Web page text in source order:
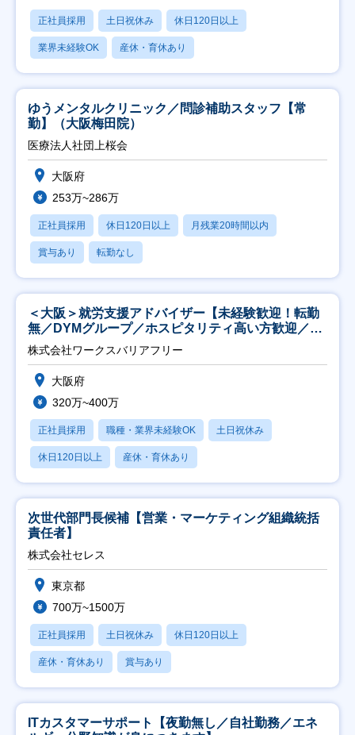
正社員採用 土日祝休み 休日120日以上
業界未経験OK 産休・育休あり
ゆうメンタルクリニック／問診補助スタッフ【常
勤】（大阪梅田院）
医療法人社団上桜会
大阪府
253万~286万
正社員採用 休日120日以上 月残業20時間以内
賞与あり 転勤なし
＜大阪＞就労支援アドバイザー【未経験歓迎！転勤
無／DYMグループ／ホスピタリティ高い方歓迎／土
日祝】
株式会社ワークスバリアフリー
大阪府
320万~400万
正社員採用 職種・業界未経験OK 土日祝休み
休日120日以上 産休・育休あり
次世代部門長候補【営業・マーケティング組織統括
責任者】
株式会社セレス
東京都
700万~1500万
正社員採用 土日祝休み 休日120日以上
産休・育休あり 賞与あり
ITカスタマーサポート【夜勤無し／自社勤務／エネ